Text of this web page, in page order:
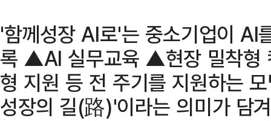
'함께성장 AI로'는 중소기업이 AI
록 ▲AI 실무교육 ▲현장 밀착형
형 지원 등 전 주기를 지원하는
성장의 길(路)'이라는 의미가 담